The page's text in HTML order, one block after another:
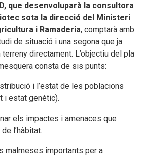
que desenvoluparà la consultora
sota la direcció del Ministeri
i Ramaderia, comptarà amb
de situació i una segona que ja
directament. L’objectiu del pla
consta de sis punts:
i l’estat de les poblacions
i estat genètic).
impactes i amenaces que
l’hàbitat.
importants per a